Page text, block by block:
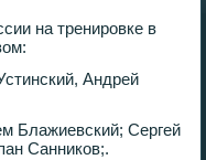
на тренировке в
Андрей
Блажиевский; Сергей
Санников;.